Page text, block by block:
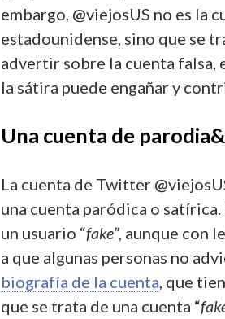
embargo, @viejosUS no es la
estadounidense, sino que se
advertir sobre la cuenta falsa,
la sátira puede engañar y
Una cuenta de
La cuenta de Twitter
una cuenta paródica o satírica.
un usuario “fake”, aunque con
a que algunas personas no
biografía de la cuenta , que
que se trata de una cuenta “